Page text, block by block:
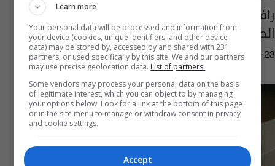
رافقت قادة العالم وخدعت الملايين.. القصة
الصادمة لجندية أميركية
03:48 | 2026-03-23
Learn more
Your personal data will be processed and information from
your device (cookies, unique identifiers, and other device
data) may be stored by, accessed by and shared with 231
partners, or used specifically by this site. We and our partners
may use precise geolocation data. List of partners.
Some vendors may process your personal data on the basis
of legitimate interest, which you can object to by managing
your options below. Look for a link at the bottom of this page
or in the site menu to manage or withdraw consent in privacy
and cookie settings.
Accept